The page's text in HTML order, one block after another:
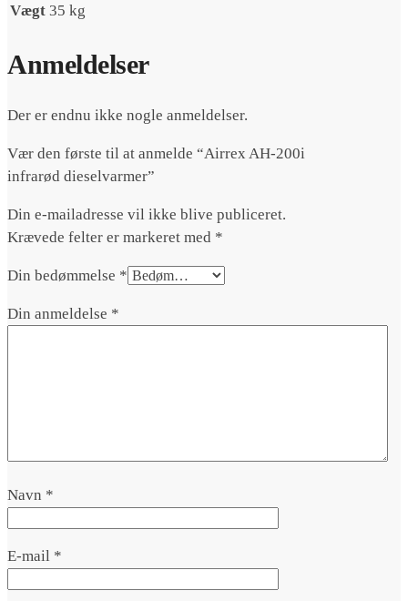
Vægt 35 kg
Anmeldelser
Der er endnu ikke nogle anmeldelser.
Vær den første til at anmelde “Airrex AH-200i
infrarød dieselvarmer”
Din e-mailadresse vil ikke blive publiceret.
Krævede felter er markeret med *
Din bedømmelse *
Din anmeldelse *
Navn *
E-mail *